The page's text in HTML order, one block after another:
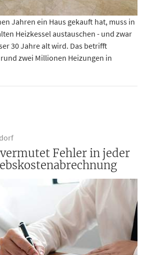
Jahren ein Haus gekauft hat, muss in
Heizkessel austauschen - und zwar
30 Jahre alt wird. Das betrifft
zwei Millionen Heizungen in
Fehler in jeder